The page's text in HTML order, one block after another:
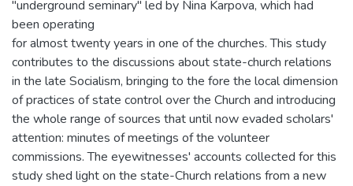
"underground seminary" led by Nina Karpova, which had
been operating
for almost twenty years in one of the churches. This study
contributes to the discussions about state-church relations
in the late Socialism, bringing to the fore the local dimension
of practices of state control over the Church and introducing
the whole range of sources that until now evaded scholars'
attention: minutes of meetings of the volunteer
commissions. The eyewitnesses' accounts collected for this
study shed light on the state-Church relations from a new